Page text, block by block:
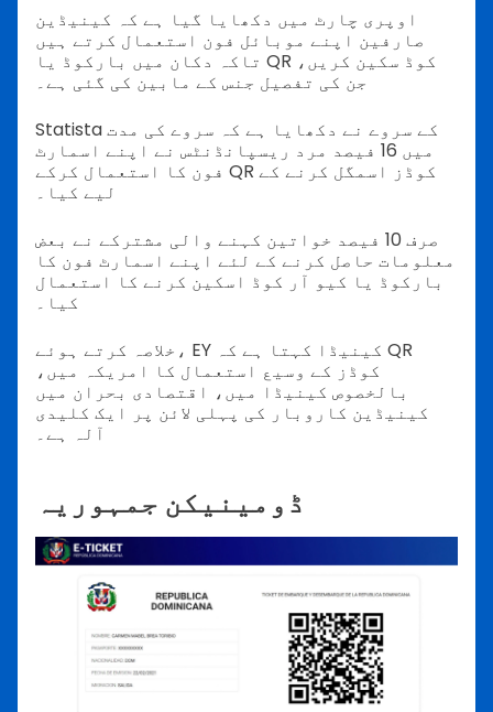
اوپری چارٹ میں دکھایا گیا ہے کہ کینیڈین
صارفین اپنے موبائل فون استعمال کرتے ہیں
تاکہ دکان میں بارکوڈ یا QR کوڈ سکین کریں،
جن کی تفصیل جنس کے مابین کی گئی ہے۔
Statista کے سروے نے دکھایا ہے کہ سروے کی مدت
میں 16 فیصد مرد ریسپانڈنٹس نے اپنے اسمارٹ
فون کا استعمال کرکے QR کوڈز اسمگل کرنے کے
لیے کیا۔
صرف 10 فیصد خواتین کہنے والی مشترکے نے بعض
معلومات حاصل کرنے کے لئے اپنے اسمارٹ فون کا
بارکوڈ یا کیو آر کوڈ اسکین کرنے کا استعمال
کیا۔
خلاصہ کرتے ہوئے، EY کینیڈا کہتا ہے کہ QR
کوڈز کے وسیع استعمال کا امریکہ میں،
بالخصوص کینیڈا میں، اقتصادی بحران میں
کینیڈین کاروبار کی پہلی لائن پر ایک کلیدی
آلہ ہے۔
ڈومینیکن جمہوریہ